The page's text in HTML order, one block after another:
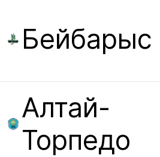
Бейбарыс
Алтай-
Торпедо